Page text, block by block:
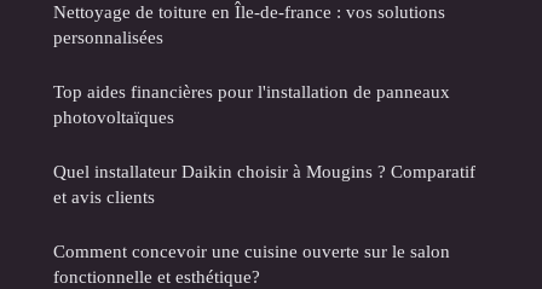
Nettoyage de toiture en Île-de-france : vos solutions
personnalisées
Top aides financières pour l'installation de panneaux
photovoltaïques
Quel installateur Daikin choisir à Mougins ? Comparatif
et avis clients
Comment concevoir une cuisine ouverte sur le salon
fonctionnelle et esthétique?